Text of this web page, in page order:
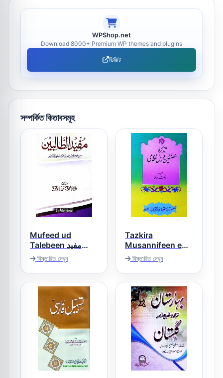
WPShop.net
Download 8000+ Premium WP themes and plugins
ভিজিট
সম্পর্কিত কিতাবসমূহ
Mufeed ud
Talebeen مفید
الطالبین
বিস্তারিত দেখুন
Tazkira
Musannifeen e
Dars e Nizami
تذکرہ مصنفین درس
نظامی
বিস্তারিত দেখুন